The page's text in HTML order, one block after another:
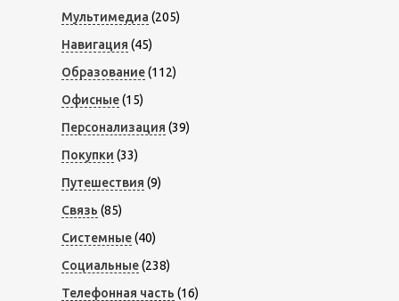
Мультимедиа (205)
Навигация (45)
Образование(112)
Офисные(15)
Персонализация (39)
Покупки (33)
Путешествия (9)
Связь (85)
Системные(40)
Социальные(238)
Телефонная часть (16)